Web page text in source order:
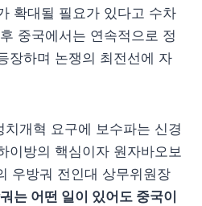
확대될 필요가 있다고 수차
중국에서는 연속적으로 정
장하며 논쟁의 최전선에 자
개혁 요구에 보수파는 신경
이방의 핵심이자 원자바오보
우방궈 전인대 상무위원장
는 어떤 일이 있어도 중국이